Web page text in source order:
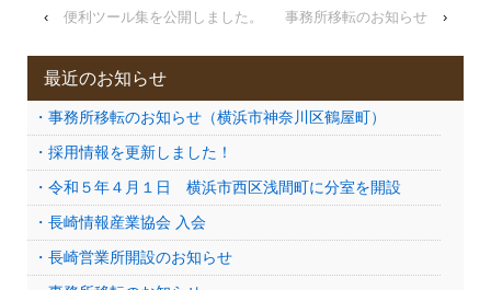
‹ 便利ツール集を公開しました。 事務所移転のお知らせ ›
最近のお知らせ
・事務所移転のお知らせ（横浜市神奈川区鶴屋町）
・採用情報を更新しました！
・令和５年４月１日 横浜市西区浅間町に分室を開設
・長崎情報産業協会 入会
・長崎営業所開設のお知らせ